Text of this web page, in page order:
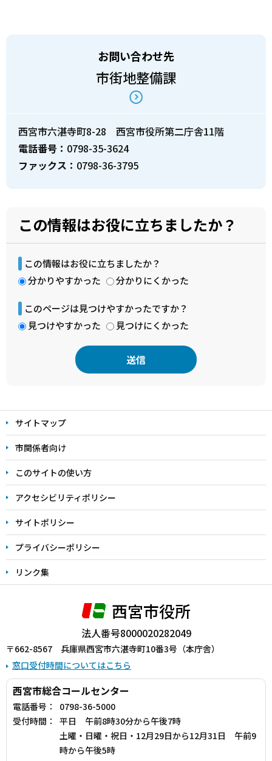
お問い合わせ先
市街地整備課
西宮市六湛寺町8-28 西宮市役所第二庁舎11階
電話番号： 0798-35-3624
ファックス： 0798-36-3795
この情報はお役に立ちましたか？
この情報はお役に立ちましたか？
分かりやすかった
分かりにくかった
このページは見つけやすかったですか？
見つけやすかった
見つけにくかった
文
こ
こ
ま
で
サイトマップ
市関係者向け
このサイトの使い方
アクセシビリティポリシー
サイトポリシー
プライバシーポリシー
リンク集
西宮市役所
法人番号8000020282049
〒662-8567 兵庫県西宮市六湛寺町10番3号（本庁舎）
窓口受付時間についてはこちら
西宮市総合コールセンター
電話番号：
0798-36-5000
受付時間：
平日 午前8時30分から午後7時
土曜・日曜・祝日・12月29日から12月31日 午前9
時から午後5時